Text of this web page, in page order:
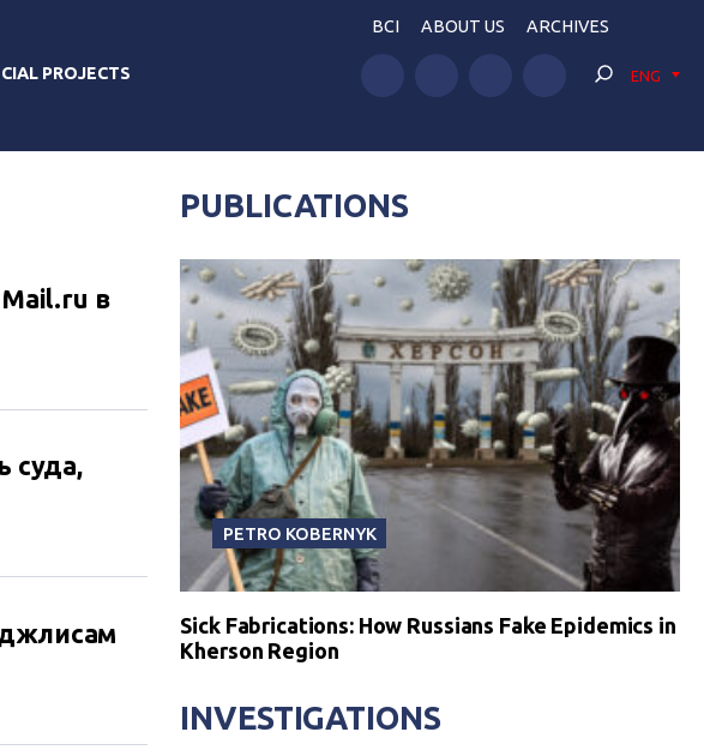
PROJECTS
BCI ABOUT US ARCHIVES
ENG
в
суда,
PUBLICATIONS
PETRO KOBERNYK
Sick Fabrications: How Russians Fake Epidemics in
Kherson Region
INVESTIGATIONS